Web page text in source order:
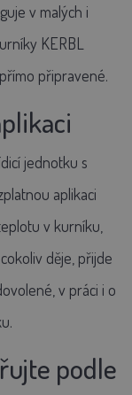
v malých i
KERBL
připravené.
jednotku s
aplikaci
v kurníku,
děje, přijde
v práci i o
podle